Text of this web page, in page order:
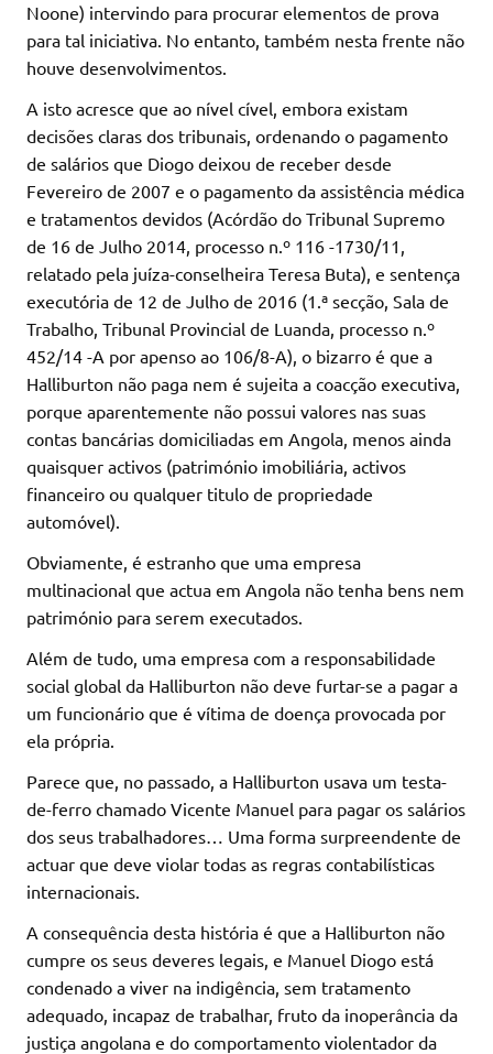
Noone) intervindo para procurar elementos de prova
para tal iniciativa. No entanto, também nesta frente não
houve desenvolvimentos.
A isto acresce que ao nível cível, embora existam
decisões claras dos tribunais, ordenando o pagamento
de salários que Diogo deixou de receber desde
Fevereiro de 2007 e o pagamento da assistência médica
e tratamentos devidos (Acórdão do Tribunal Supremo
de 16 de Julho 2014, processo n.º 116 -1730/11,
relatado pela juíza-conselheira Teresa Buta), e sentença
executória de 12 de Julho de 2016 (1.ª secção, Sala de
Trabalho, Tribunal Provincial de Luanda, processo n.º
452/14 -A por apenso ao 106/8-A), o bizarro é que a
Halliburton não paga nem é sujeita a coacção executiva,
porque aparentemente não possui valores nas suas
contas bancárias domiciliadas em Angola, menos ainda
quaisquer activos (património imobiliária, activos
financeiro ou qualquer titulo de propriedade
automóvel).
Obviamente, é estranho que uma empresa
multinacional que actua em Angola não tenha bens nem
património para serem executados.
Além de tudo, uma empresa com a responsabilidade
social global da Halliburton não deve furtar-se a pagar a
um funcionário que é vítima de doença provocada por
ela própria.
Parece que, no passado, a Halliburton usava um testa-
de-ferro chamado Vicente Manuel para pagar os salários
dos seus trabalhadores… Uma forma surpreendente de
actuar que deve violar todas as regras contabilísticas
internacionais.
A consequência desta história é que a Halliburton não
cumpre os seus deveres legais, e Manuel Diogo está
condenado a viver na indigência, sem tratamento
adequado, incapaz de trabalhar, fruto da inoperância da
justiça angolana e do comportamento violentador da